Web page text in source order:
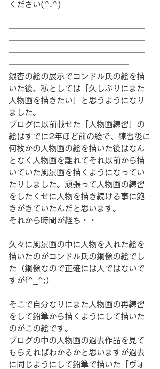
ください(^.^)
━━━━━━━━━━━━━━━━━
━━━━━━━━━━━━━━━━━
━━━━━━━━━━━━━━━━━
━━━━━━━━━━━━━━━
銀杏の絵の展示でコンドル氏の絵を描
いた後、私としては「久しぶりにまた
人物画を描きたい」と思うようになり
ました。
ブログに以前載せた「人物画練習」の
絵はすでに2年ほど前の絵で、練習後に
何枚かの人物画の絵を描いた後はなん
となく人物画を離れてそれ以前から描
いていた風景画を描くようになってい
たりしました。頑張って人物画の練習
をしたくせに人物を描き続ける事に飽
きがきていたんだと思います。
それから時間が経ち・・
久々に風景画の中に人物を入れた絵を
描いたのがコンドル氏の銅像の絵でし
た（銅像なので正確には人ではないで
すがf^_^;）
そこで自分なりにまた人物画の再練習
をして鉛筆から描くようにして描いた
のがこの絵です。
ブログの中の人物画の過去作品を見て
もらえればわかるかと思いますが過去
に同じようにして鉛筆で描いた「ヴォ